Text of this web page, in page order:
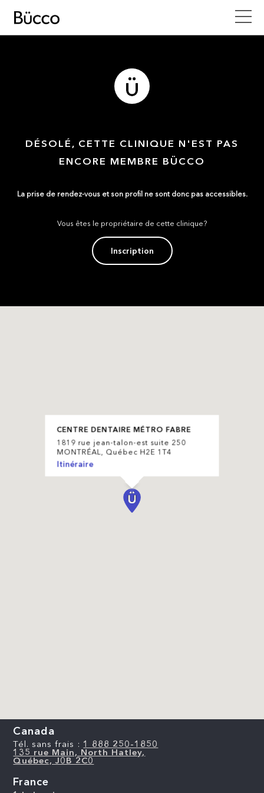
DÉSOLÉ, CETTE CLINIQUE N'EST PAS
ENCORE MEMBRE BÜCCO
La prise de rendez-vous et son profil ne sont donc pas accessibles.
Vous êtes le propriétaire de cette clinique?
Inscription
CENTRE DENTAIRE MÉTRO FABRE
1819 rue jean-talon-est suite 250
MONTRÉAL, Québec H2E 1T4
Itinéraire
Canada
Tél. sans frais : 1 888 250-1850
135 rue Main, North Hatley,
Québec, J0B 2C0
France